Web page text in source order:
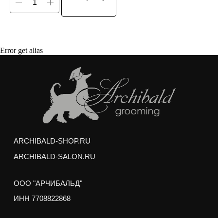
Error get alias
Политика обработки персональных данных
Мытье профессиональной косметикой
(шампунь и кондиционер)
Сушка и вытягивание шерсти феном
Выбривание шерсти между подушечками лап
Подрезание когтей
Гигиеническая обработка ушей и глаз
Покупая корм/лакомства на сумму от 3000
бесплатный грумингдля вашего питомца
м. Аэропорт,ул. Усиевича 17
м. пр. Вернадского,